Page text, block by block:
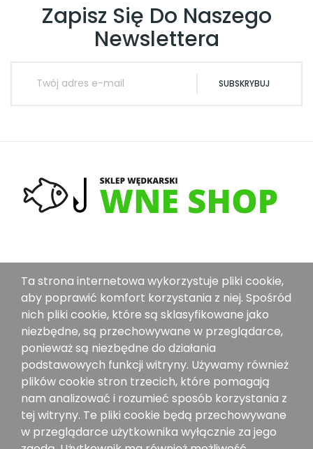
Zapisz Się Do Naszego
Newslettera
SUBSKRYBUJ
O Nas
Dostawa
Metoda Płatności
Polityka Bezpieczeństwa
Ogólne Warunki Sprzedaży
Znajdź Nas Na:
Ta strona internetowa wykorzystuje pliki cookie,
aby poprawić komfort korzystania z niej. Spośród
nich pliki cookie, które są sklasyfikowane jako
niezbędne, są przechowywane w przeglądarce,
ponieważ są niezbędne do działania
podstawowych funkcji witryny. Używamy również
plików cookie stron trzecich, które pomagają
nam analizować i rozumieć sposób korzystania z
tej witryny. Te pliki cookie będą przechowywane
w przeglądarce użytkownika wyłącznie za jego